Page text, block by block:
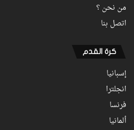
من نحن ؟
اتصل بنا
كرة القدم
إسبانيا
انجلترا
فرنسا
ألمانيا